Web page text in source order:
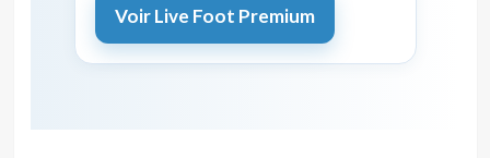
Voir Live Foot Premium